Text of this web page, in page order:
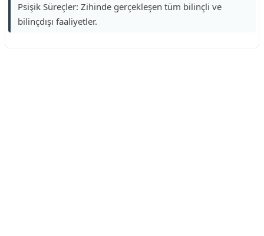
Psişik Süreçler: Zihinde gerçekleşen tüm bilinçli ve
bilinçdışı faaliyetler.